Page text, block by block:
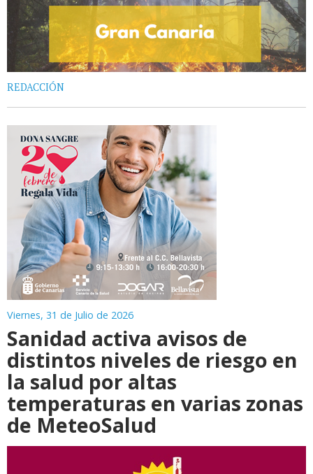
REDACCIÓN
Viernes, 31 de Julio de 2026
Sanidad activa avisos de
distintos niveles de riesgo en
la salud por altas
temperaturas en varias zonas
de MeteoSalud